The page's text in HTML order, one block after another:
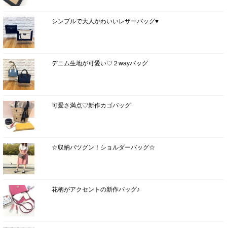
シンプルで大人かわいいレザーバッグ♥
デニム生地が可愛い♡２wayバッグ
可愛さ満点♡新作カゴバッグ
☆収納バツグン！ショルダーバッグ☆
花柄がアクセントの新作バッグ♪